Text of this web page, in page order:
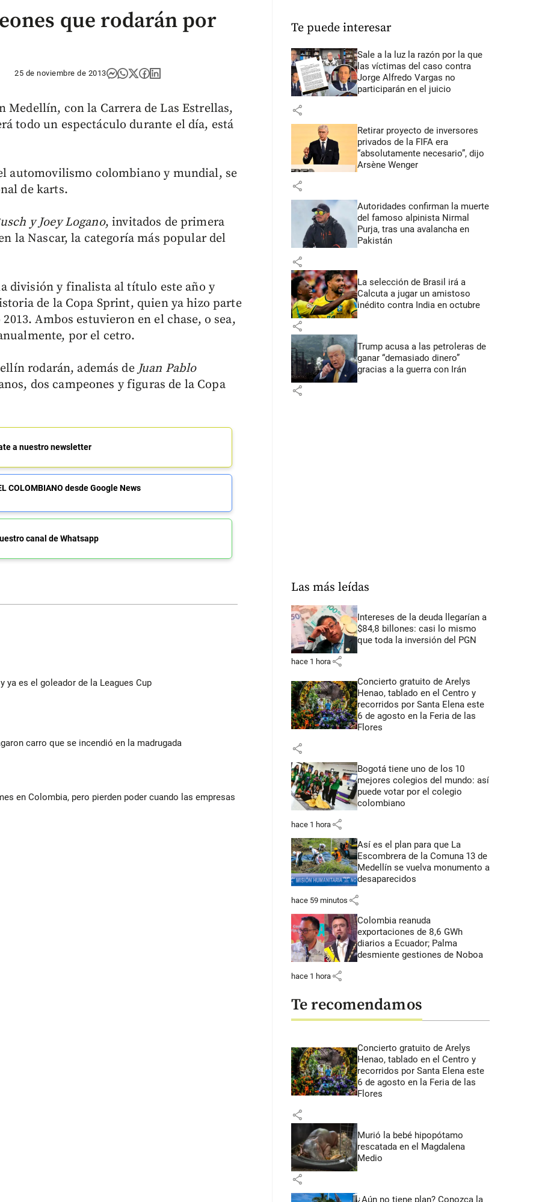
que rodarán por
25 de noviembre de 2013
Medellín, con la Carrera de Las Estrellas,
todo un espectáculo durante el día, está
automovilismo colombiano y mundial, se
de karts.
y Joey Logano, invitados de primera
la Nascar, la categoría más popular del
división y finalista al título este año y
de la Copa Sprint, quien ya hizo parte
Ambos estuvieron en el chase, o sea,
por el cetro.
rodarán, además deJuan Pablo
dos campeones y figuras de la Copa
a nuestro newsletter
COLOMBIANO desde Google News
canal de Whatsapp
es el goleador de la Leagues Cup
carro que se incendió en la madrugada
en Colombia, pero pierden poder cuando las empresas
Te puede interesar
Sale a la luz la razón por la que
las víctimas del caso contra
Jorge Alfredo Vargas no
participarán en el juicio
share
Retirar proyecto de inversores
privados de la FIFA era
“absolutamente necesario”, dijo
Arsène Wenger
share
Autoridades confirman la muerte
del famoso alpinista Nirmal
Purja, tras una avalancha en
Pakistán
share
La selección de Brasil irá a
Calcuta a jugar un amistoso
inédito contra India en octubre
share
Trump acusa a las petroleras de
ganar “demasiado dinero”
gracias a la guerra con Irán
share
Las más leídas
Intereses de la deuda llegarían a
$84,8 billones: casi lo mismo
que toda la inversión del PGN
hace 1 hora share
Concierto gratuito de Arelys
Henao, tablado en el Centro y
recorridos por Santa Elena este
6 de agosto en la Feria de las
Flores
share
Bogotá tiene uno de los 10
mejores colegios del mundo: así
puede votar por el colegio
colombiano
hace 1 hora share
Así es el plan para que La
Escombrera de la Comuna 13 de
Medellín se vuelva monumento a
desaparecidos
hace 59 minutos share
Colombia reanuda
exportaciones de 8,6 GWh
diarios a Ecuador; Palma
desmiente gestiones de Noboa
hace 1 hora share
Te recomendamos
Concierto gratuito de Arelys
Henao, tablado en el Centro y
recorridos por Santa Elena este
6 de agosto en la Feria de las
Flores
share
Murió la bebé hipopótamo
rescatada en el Magdalena
Medio
share
¿Aún no tiene plan? Conozca la